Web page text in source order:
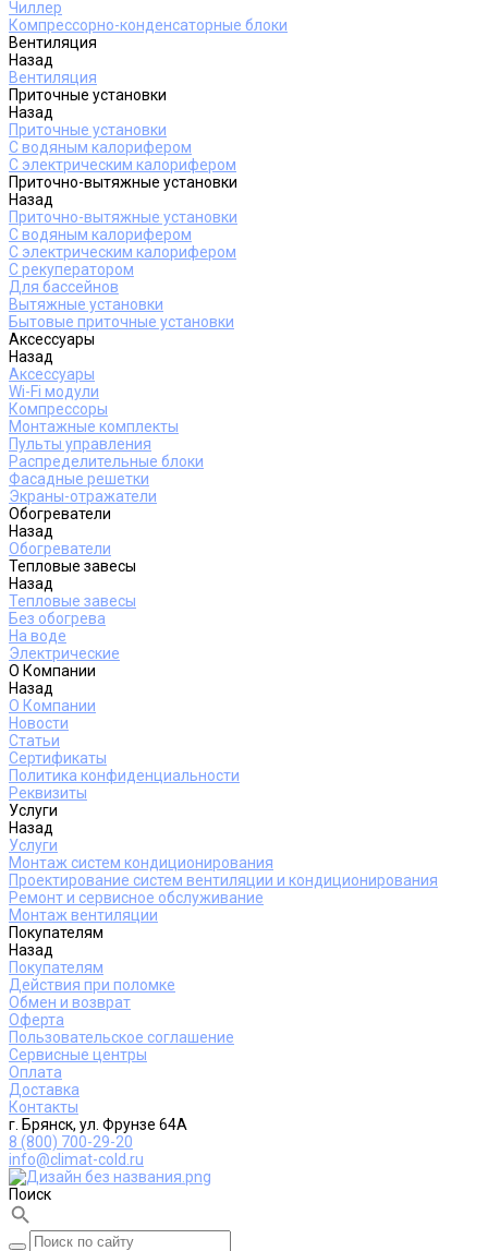
Чиллер
Компрессорно-конденсаторные блоки
Вентиляция
Назад
Вентиляция
Приточные установки
Назад
Приточные установки
С водяным калорифером
С электрическим калорифером
Приточно-вытяжные установки
Назад
Приточно-вытяжные установки
С водяным калорифером
С электрическим калорифером
С рекуператором
Для бассейнов
Вытяжные установки
Бытовые приточные установки
Аксессуары
Назад
Аксессуары
Wi-Fi модули
Компрессоры
Монтажные комплекты
Пульты управления
Распределительные блоки
Фасадные решетки
Экраны-отражатели
Обогреватели
Назад
Обогреватели
Тепловые завесы
Назад
Тепловые завесы
Без обогрева
На воде
Электрические
О Компании
Назад
О Компании
Новости
Статьи
Сертификаты
Политика конфиденциальности
Реквизиты
Услуги
Назад
Услуги
Монтаж систем кондиционирования
Проектирование систем вентиляции и кондиционирования
Ремонт и сервисное обслуживание
Монтаж вентиляции
Покупателям
Назад
Покупателям
Действия при поломке
Обмен и возврат
Оферта
Пользовательское соглашение
Сервисные центры
Оплата
Доставка
Контакты
г. Брянск, ул. Фрунзе 64А
8 (800) 700-29-20
info@climat-cold.ru
Поиск